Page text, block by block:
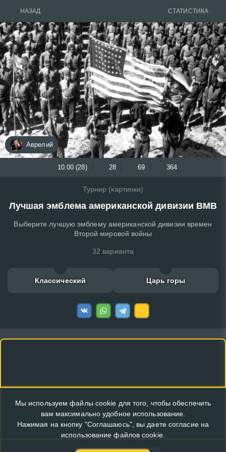
НАЗАД СТАТИСТИКА
Аврелий
10.00 (28) 28 69 364
Турнир (картинки)
Лучшая эмблема американской дивизии ВМВ
Выберите лучшую эмблему американской дивизии времен
Второй мировой войны
32 варианта
Классический Царь горы
КУПИТЬ РЕКЛАМУ В ЭТОМ БЛОКЕ
Мы используем файлы cookie для того, чтобы обеспечить
вам максимально удобное использование.
Нажимая на кнопку "Соглашаюсь", вы даете согласие на
использование файлов cookie.